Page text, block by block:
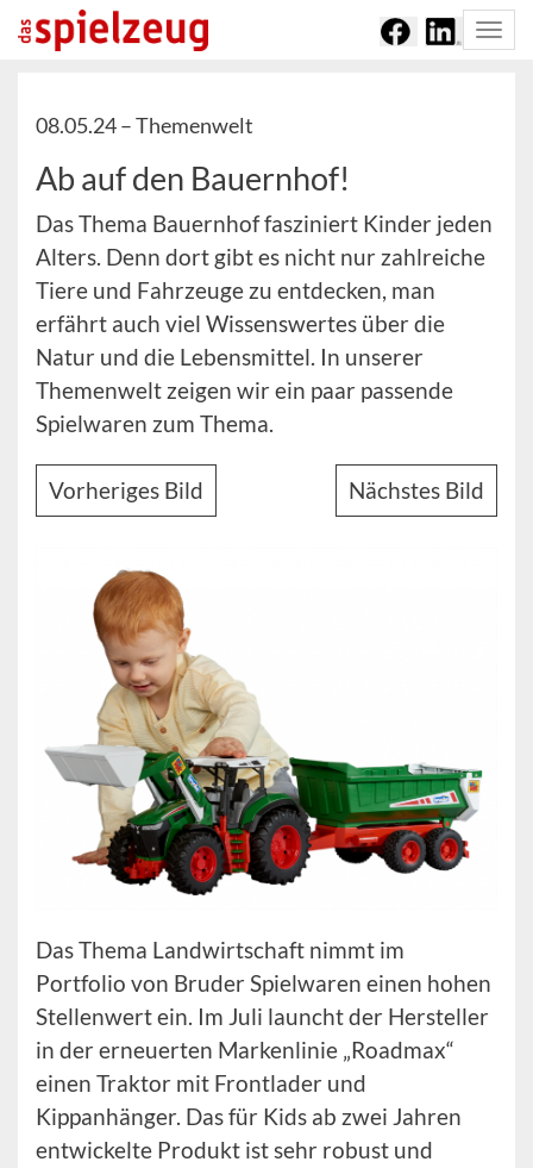
08.05.24 –Themenwelt
Ab auf den Bauernhof!
Das Thema Bauernhof fasziniert Kinder jeden
Alters. Denn dort gibt es nicht nur zahlreiche
Tiere und Fahrzeuge zu entdecken, man
erfährt auch viel Wissenswertes über die
Natur und die Lebensmittel. In unserer
Themenwelt zeigen wir ein paar passende
Spielwaren zum Thema.
Vorheriges Bild Nächstes Bild
Das Thema Landwirtschaft nimmt im
Portfolio von Bruder Spielwaren einen hohen
Stellenwert ein. Im Juli launcht der Hersteller
in der erneuerten Markenlinie „Roadmax“
einen Traktor mit Frontlader und
Kippanhänger. Das für Kids ab zwei Jahren
entwickelte Produkt ist sehr robust und